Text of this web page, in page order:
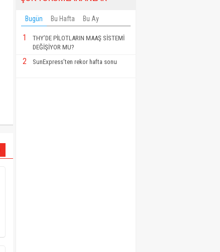
Bugün Bu Hafta Bu Ay
1
THY’DE PİLOTLARIN MAAŞ SİSTEMİ
DEĞİŞİYOR MU?
2 SunExpress’ten rekor hafta sonu